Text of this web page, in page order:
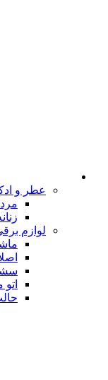
عطر و
لوازم